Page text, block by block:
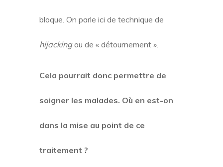
bloque. On parle ici de technique de
hijackingou de « détournement ».
Cela pourrait donc permettre de
soigner les malades. Où en est-on
dans la mise au point de ce
traitement ?